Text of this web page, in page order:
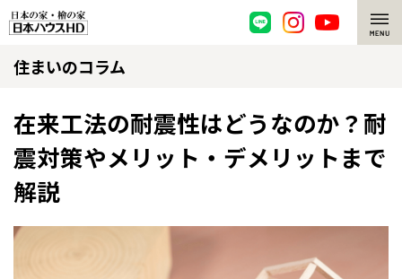
脱炭素・檜の家
環境にやさしい、脱炭素社会の住宅
檜・木造住宅
耐震構造
選ばれる理由
檜の魅力
檜の魅力 トップ
注文住宅
住まいのコラム
在来工法の耐震性はどうなのか？耐
震対策やメリット・デメリットまで
解説